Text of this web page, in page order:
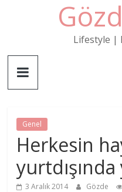
Lifestyle |
Genel
Herkesin
3 Aralık 2014 Gözde